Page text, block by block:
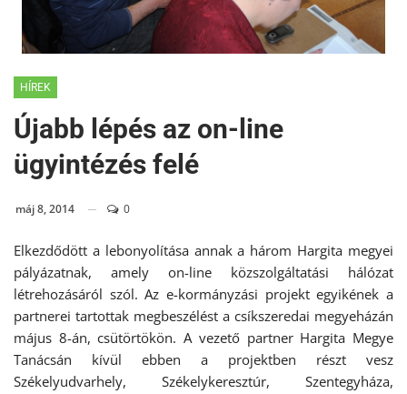
HÍREK
Újabb lépés az on-line
ügyintézés felé
máj 8, 2014 0
Elkezdődött a lebonyolítása annak a három Hargita megyei
pályázatnak, amely on-line közszolgáltatási hálózat
létrehozásáról szól. Az e-kormányzási projekt egyikének a
partnerei tartottak megbeszélést a csíkszeredai megyeházán
május 8-án, csütörtökön. A vezető partner Hargita Megye
Tanácsán kívül ebben a projektben részt vesz
Székelyudvarhely, Székelykeresztúr, Szentegyháza,